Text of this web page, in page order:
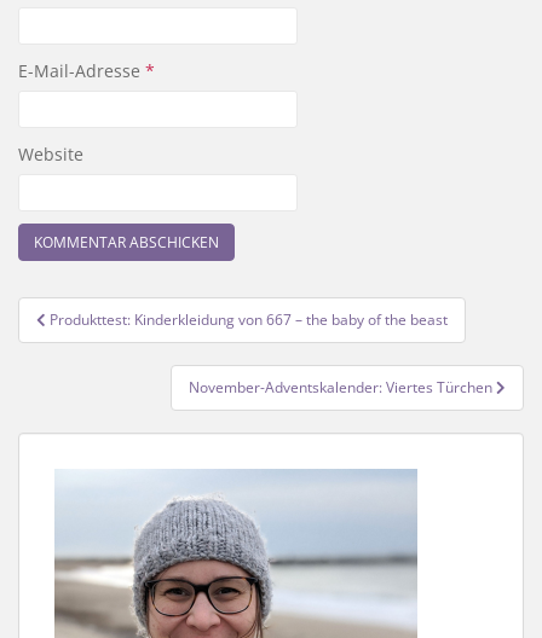
E-Mail-Adresse *
Website
Beitragsnavigation
Produkttest: Kinderkleidung von 667 – the baby of the beast
November-Adventskalender: Viertes Türchen